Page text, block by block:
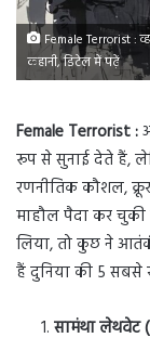
Female Terrorist :
कहानी, डिटेल में पढ़ें
Female Terrorist :
रूप से सुनाई देते हैं,
रणनीतिक कौशल,
माहौल पैदा कर
लिया, तो कुछ ने
हैं दुनिया की 5 सबसे
सामंथा लेथवेट